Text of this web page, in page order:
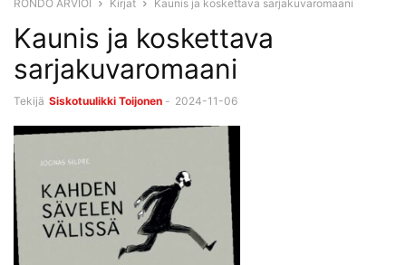
RONDO ARVIOI Kirjat Kaunis ja koskettava sarjakuvaromaani
Kaunis ja koskettava
sarjakuvaromaani
Tekijä Siskotuulikki Toijonen - 2024-11-06